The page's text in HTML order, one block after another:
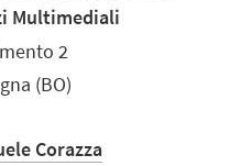
Multimediali
2
(BO)
Corazza